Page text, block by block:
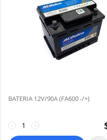
BATERIA 12V/90A (FA600 -/+)
+
−